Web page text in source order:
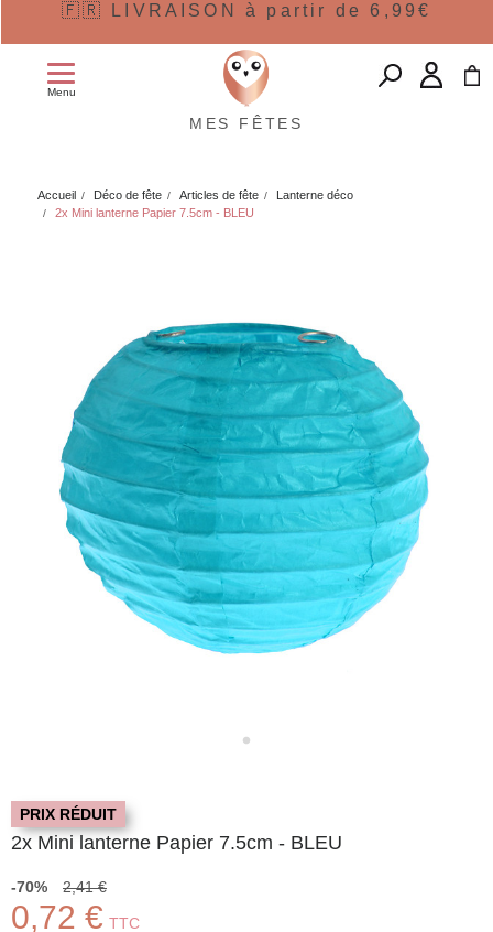
🇫🇷 LIVRAISON à partir de 6,99€
Menu
MES FÊTES
Accueil Déco de fête Articles de fête
Lanterne déco
2x Mini lanterne Papier 7.5cm - BLEU
PRIX RÉDUIT
2x Mini lanterne Papier 7.5cm - BLEU
-70% 2,41 €
0,72 € TTC